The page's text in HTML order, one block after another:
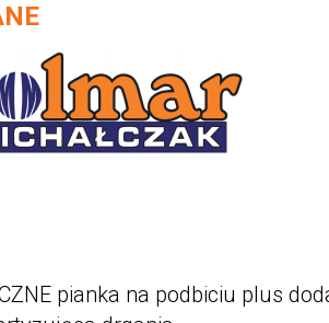
pianka na podbiciu plus